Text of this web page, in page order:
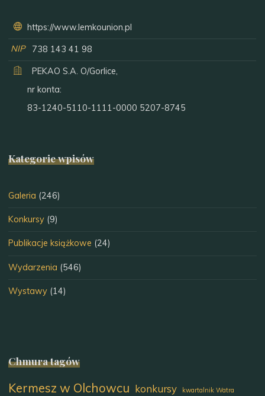
https://www.lemkounion.pl
NIP
738 143 41 98
PEKAO S.A. O/Gorlice,
nr konta:
83-1240-5110-1111-0000 5207-8745
Kategorie wpisów
Galeria (246)
Konkursy (9)
Publikacje książkowe (24)
Wydarzenia (546)
Wystawy (14)
Chmura tagów
Kermesz w Olchowcu konkursy kwartalnik Watra